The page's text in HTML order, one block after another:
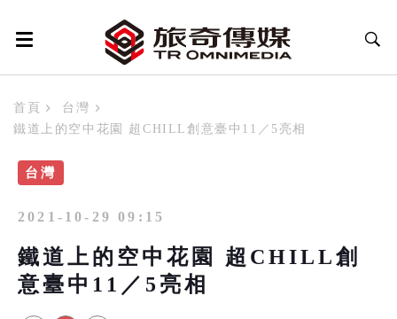
首頁
台灣
鐵道上的空中花園 超CHILL創意臺中11／5亮相
台灣
2021-10-29 09:15
鐵道上的空中花園 超CHILL創
意臺中11／5亮相